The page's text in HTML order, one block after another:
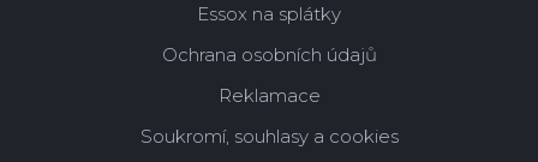
Essox na splátky
Ochrana osobních údajů
Reklamace
Soukromí, souhlasy a cookies